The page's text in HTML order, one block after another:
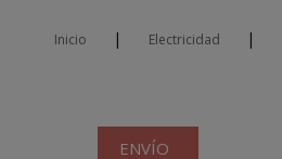
Inicio | Electricidad |
ENVÍO